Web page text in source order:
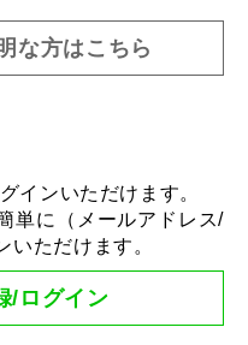
な方はこちら
インいただけます。
単に（メールアドレス/
ただけます。
/ログイン